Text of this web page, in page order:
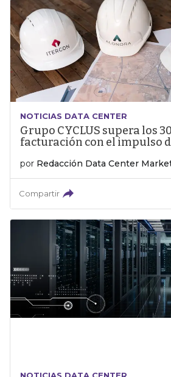
NOTICIAS DATA CENTER
Grupo CYCLUS supera los
facturación con el impulso
por Redacción Data Center
Compartir